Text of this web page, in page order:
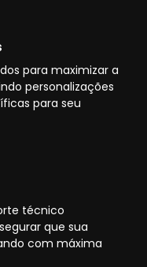
para maximizar a
personalizações
para seu
técnico
que sua
com máxima